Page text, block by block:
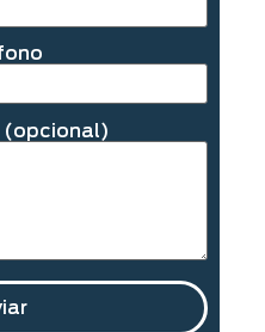
(opcional)